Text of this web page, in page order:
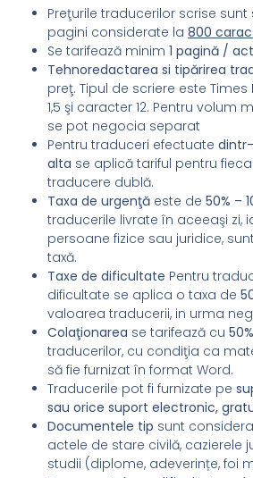
Preţurile traducerilor scrise
pagini considerate la 800
Se tarifează minim 1 pagină /
Tehnoredactarea si tipărirea
preţ. Tipul de scriere este Times
1,5 şi caracter 12. Pentru volum
se pot negocia separat
Pentru traduceri efectuate
alta se aplică tariful pentru
traducere dublă.
Taxa de urgenţă este de 50% –
traducerile livrate în aceeaşi zi,
persoane fizice sau juridice,
taxă.
Taxe de dificultate Pentru
dificultate se aplica o taxa de
valoarea traducerii, in urma
Colaţionarea se tarifează cu 50%
traducerilor, cu condiţia ca
să fie furnizat în format Word.
Traducerile pot fi furnizate pe
sau orice suport electronic,
Documentele tip sunt
actele de stare civilă, cazierele
studii (diplome, adeverințe, foi